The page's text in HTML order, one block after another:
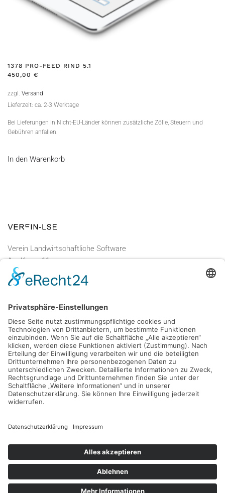
1378 PRO-FEED RIND 5.1
450,00 €
zzgl. Versand
Lieferzeit: ca. 2-3 Werktage
Bei Lieferungen in Nicht-EU-Länder können zusätzliche Zölle, Steuern und
Gebühren anfallen.
In den Warenkorb
Verein Landwirtschaftliche Software
Am Kamp 11
D - 24783 Osterrönfeld
PRODUKT
Pro-feed 5.1
Preise
Shop
Kontakt
Support
Mein Konto
KONTAKT
info@verein-lse.de
+49 0173 60 87 84 3
Verein-LSE. All rights reserved.
Impressum|Datenschutz| Powered byGeoffrey.de.